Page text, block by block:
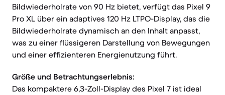
Bildwiederholrate von 90 Hz bietet, verfügt das Pixel 9
Pro XL über ein adaptives 120 Hz LTPO-Display, das die
Bildwiederholrate dynamisch an den Inhalt anpasst,
was zu einer flüssigeren Darstellung von Bewegungen
und einer effizienteren Energienutzung führt.
Größe und Betrachtungserlebnis:
Das kompaktere 6,3-Zoll-Display des Pixel 7 ist ideal